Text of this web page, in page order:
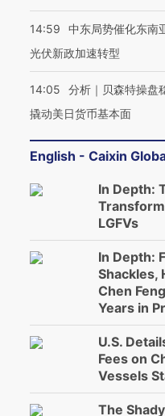
14:59
中东局势催化东南
光伏新政加速转型
14:05
分析｜贝森特操盘
撬动美日货币基本面
English - Caixin
In Depth:
LGFVs
In Depth:
Shackles,
Chen
Years in
U.S.
Fees on
Vessels
The